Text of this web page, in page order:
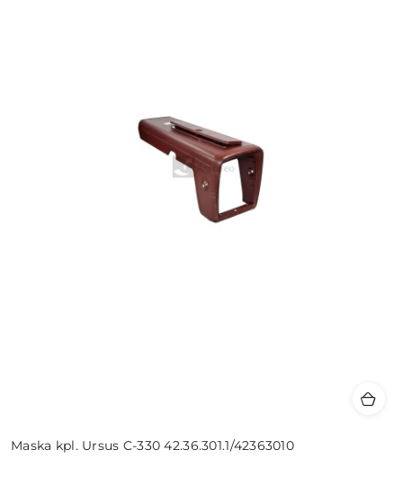
Maska kpl. Ursus C-330 42.36.301.1/42363010